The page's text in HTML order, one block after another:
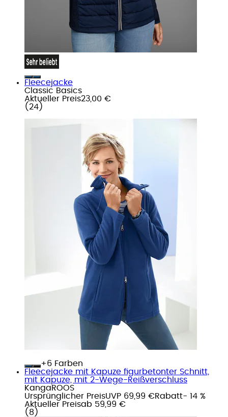
Fleecejacke
Classic Basics
Aktueller Preis23,00 €
( 24 )
+
Farben
Fleecejacke mit Kapuze figurbetonter Schnitt,
mit Kapuze, mit 2-Wege-Reißverschluss
KangaROOS
Ursprünglicher PreisUVP 69,99 €Rabatt- 14 %
Aktueller Preisab 59,99 €
( 8 )